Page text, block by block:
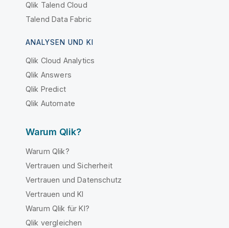
Qlik Talend Cloud
Talend Data Fabric
ANALYSEN UND KI
Qlik Cloud Analytics
Qlik Answers
Qlik Predict
Qlik Automate
Warum Qlik?
Warum Qlik?
Vertrauen und Sicherheit
Vertrauen und Datenschutz
Vertrauen und KI
Warum Qlik für KI?
Qlik vergleichen